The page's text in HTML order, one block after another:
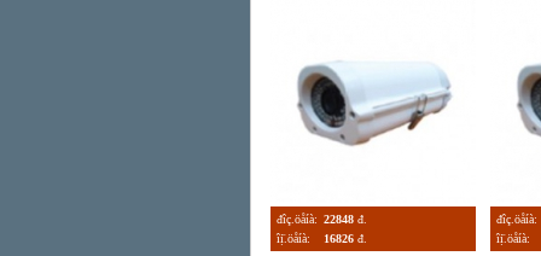
đîç.öåíà: 22848 đ.
îị̈.öåíà:
16826 đ.
đîç.öåíà:
îị̈.öåíà: